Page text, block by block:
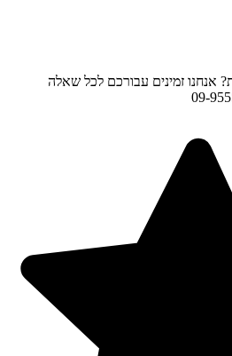
אנחנו זמינים עבורכם לכל שאלה